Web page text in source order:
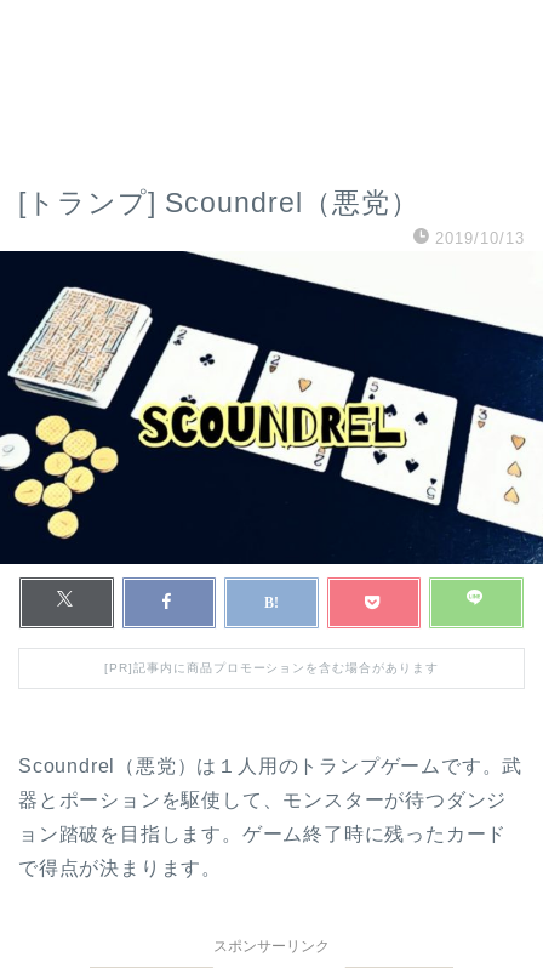
[トランプ] Scoundrel（悪党）
2019/10/13
[PR]記事内に商品プロモーションを含む場合があります
Scoundrel（悪党）は１人用のトランプゲームです。武
器とポーションを駆使して、モンスターが待つダンジ
ョン踏破を目指します。ゲーム終了時に残ったカード
で得点が決まります。
スポンサーリンク